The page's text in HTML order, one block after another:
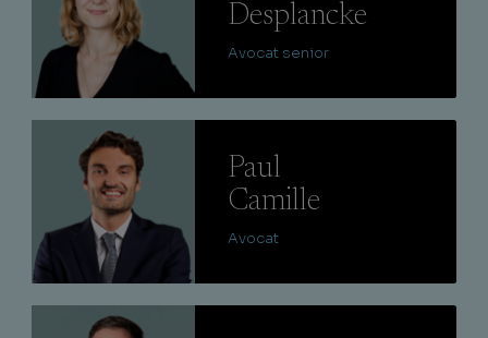
Desplancke
Avocat senior
Paul
Camille
Avocat